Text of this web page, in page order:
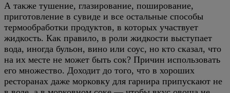
А также тушение, глазирование, поширование,
приготовление в сувиде и все остальные способы
термообработки продуктов, в которых участвует
жидкость. Как правило, в роли жидкости выступает
вода, иногда бульон, вино или соус, но кто сказал, что
на их месте не может быть сок? Причин использовать
его множество. Доходит до того, что в хороших
ресторанах даже морковку для гарнира припускают не